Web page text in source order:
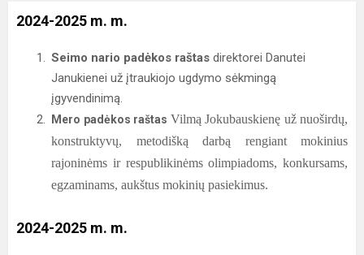
2024-2025 m. m.
Seimo nario padėkos raštas direktorei Danutei
Janukienei už įtraukiojo ugdymo sėkmingą
įgyvendinimą.
Mero padėkos raštas Vilmą Jokubauskienę už nuoširdų,
konstruktyvų, metodišką darbą rengiant mokinius
rajoninėms ir respublikinėms olimpiadoms, konkursams,
egzaminams, aukštus mokinių pasiekimus.
2024-2025 m. m.